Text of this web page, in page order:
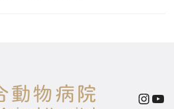
InstagramYouTube